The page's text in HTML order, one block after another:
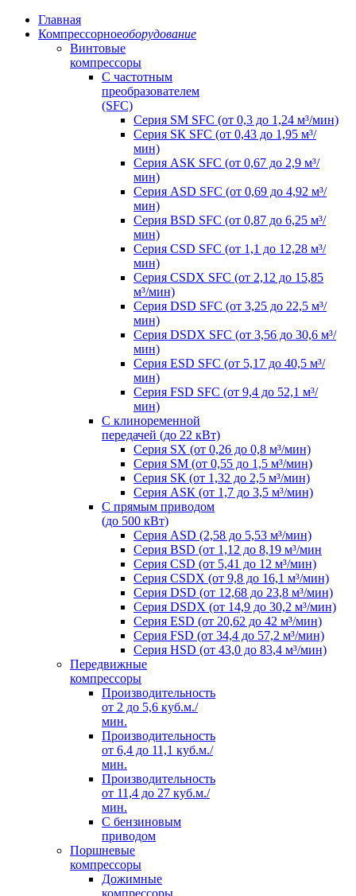
Главная
Компрессорноеоборудование
Винтовые
компрессоры
C частотным
преобразователем
(SFC)
Серия SM SFC (от 0,3 до 1,24 м³/мин)
Серия SК SFC (от 0,43 до 1,95 м³/
мин)
Серия АSК SFC (от 0,67 до 2,9 м³/
мин)
Серия АSD SFC (от 0,69 до 4,92 м³/
мин)
Серия ВSD SFC (от 0,87 до 6,25 м³/
мин)
Серия СSD SFC (от 1,1 до 12,28 м³/
мин)
Серия СSDХ SFC (от 2,12 до 15,85
м³/мин)
Серия DSD SFC (от 3,25 до 22,5 м³/
мин)
Серия DSDХ SFC (от 3,56 до 30,6 м³/
мин)
Серия ESD SFC (от 5,17 до 40,5 м³/
мин)
Серия FSD SFC (от 9,4 до 52,1 м³/
мин)
С клиноременной
передачей (до 22 кВт)
Серия SX (от 0,26 до 0,8 м³/мин)
Серия SM (от 0,55 до 1,5 м³/мин)
Серия SК (от 1,32 до 2,5 м³/мин)
Серия АSК (от 1,7 до 3,5 м³/мин)
С прямым приводом
(до 500 кВт)
Серия ASD (2,58 до 5,53 м³/мин)
Серия BSD (от 1,12 до 8,19 м³/мин
Серия CSD (от 5,41 до 12 м³/мин)
Серия СSDХ (от 9,8 до 16,1 м³/мин)
Серия DSD (от 12,68 до 23,8 м³/мин)
Серия DSDХ (от 14,9 до 30,2 м³/мин)
Серия ESD (от 20,62 до 42 м³/мин)
Серия FSD (от 34,4 до 57,2 м³/мин)
Серия HSD (от 43,0 до 83,4 м³/мин)
Передвижные
компрессоры
Производительноcть
от 2 до 5,6 куб.м./
мин.
Производительноcть
от 6,4 до 11,1 куб.м./
мин.
Производительноcть
от 11,4 до 27 куб.м./
мин.
С бензиновым
приводом
Поршневые
компрессоры
Дожимные
компрессоры